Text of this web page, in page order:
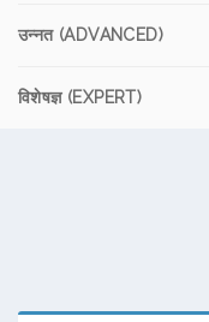
उन्नत (ADVANCED)
विशेषज्ञ (EXPERT)